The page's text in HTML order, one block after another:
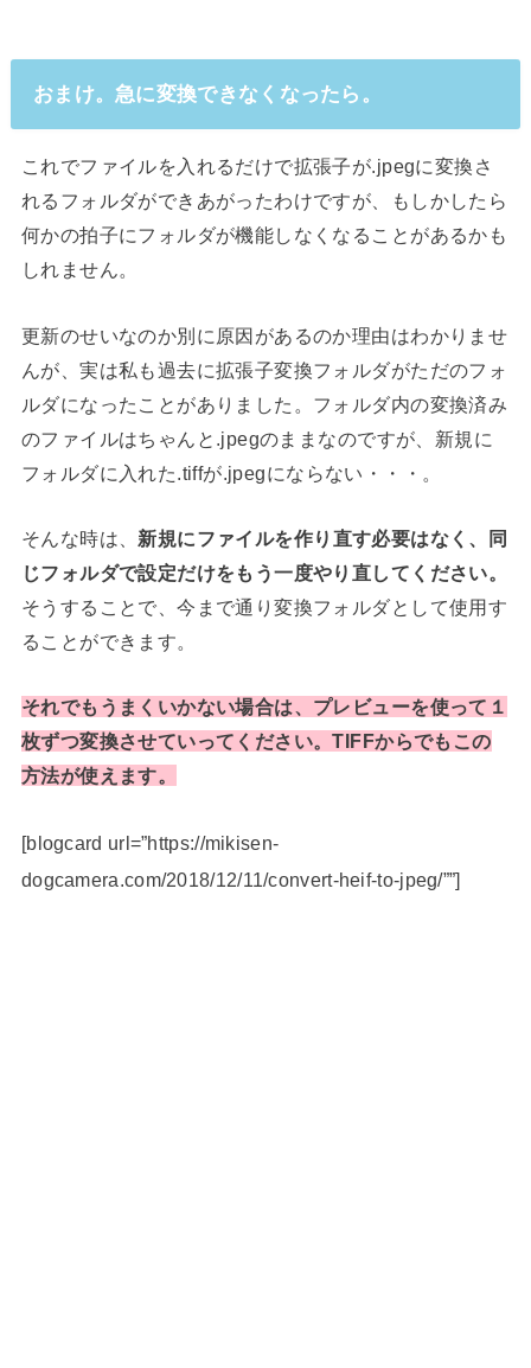
おまけ。急に変換できなくなったら。
これでファイルを入れるだけで拡張子が.jpegに変換さ
れるフォルダができあがったわけですが、もしかしたら
何かの拍子にフォルダが機能しなくなることがあるかも
しれません。
更新のせいなのか別に原因があるのか理由はわかりませ
んが、実は私も過去に拡張子変換フォルダがただのフォ
ルダになったことがありました。フォルダ内の変換済み
のファイルはちゃんと.jpegのままなのですが、新規に
フォルダに入れた.tiffが.jpegにならない・・・。
そんな時は、 新規にファイルを作り直す必要はなく、同
じフォルダで設定だけをもう一度やり直してください。
そうすることで、今まで通り変換フォルダとして使用す
ることができます。
それでもうまくいかない場合は、プレビューを使って１
枚ずつ変換させていってください。TIFFからでもこの
方法が使えます。
[blogcard url=”https://mikisen-
dogcamera.com/2018/12/11/convert-heif-to-jpeg/””]